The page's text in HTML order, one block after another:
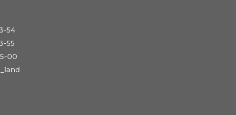
54
55
00